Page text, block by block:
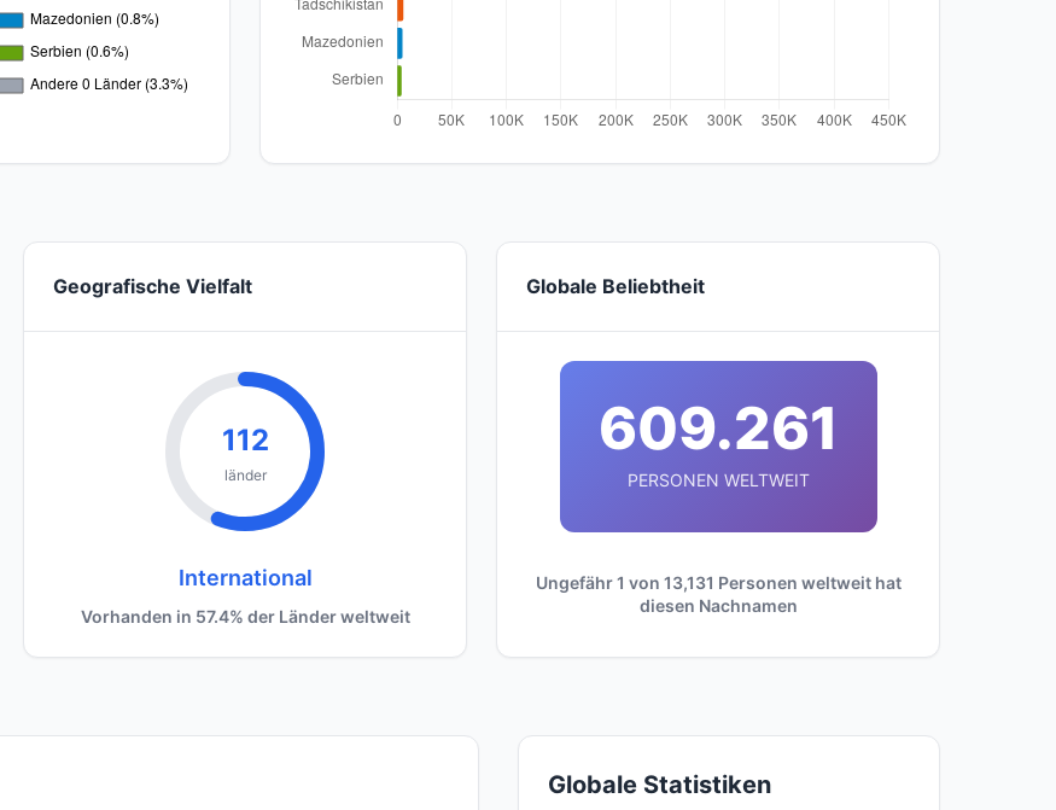
Geografische Vielfalt
112
länder
International
Vorhanden in 57.4% der Länder weltweit
Globale Beliebtheit
609.261
PERSONEN WELTWEIT
Ungefähr 1 von 13,131 Personen weltweit hat
diesen Nachnamen
Globale Statistiken